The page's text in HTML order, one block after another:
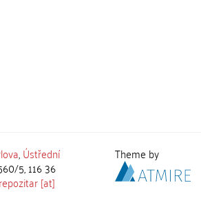
,Ústřední
5, 116 36
[at]
Theme by